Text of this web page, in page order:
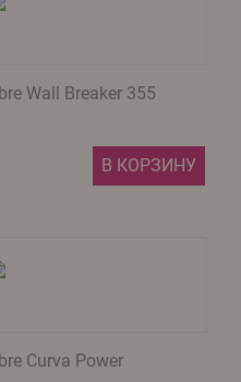
Wall Breaker 355
В КОРЗИНУ
Curva Power